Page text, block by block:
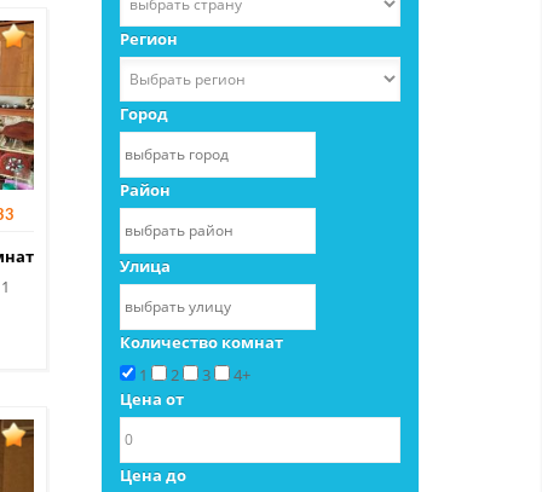
1
Регион
Город
Район
Улица
Количество комнат
1
2 3
4+
Цена от
Цена до